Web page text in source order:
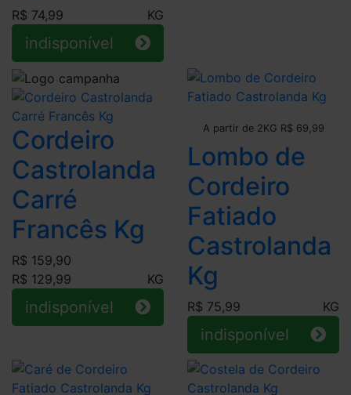
R$ 74,99 KG
indisponível
Cordeiro
Castrolanda
Carré
Francês Kg
R$ 159,90
R$ 129,99
KG
indisponível
A partir de 2KG R$ 69,99
Lombo de
Cordeiro
Fatiado
Castrolanda
Kg
R$ 75,99 KG
indisponível